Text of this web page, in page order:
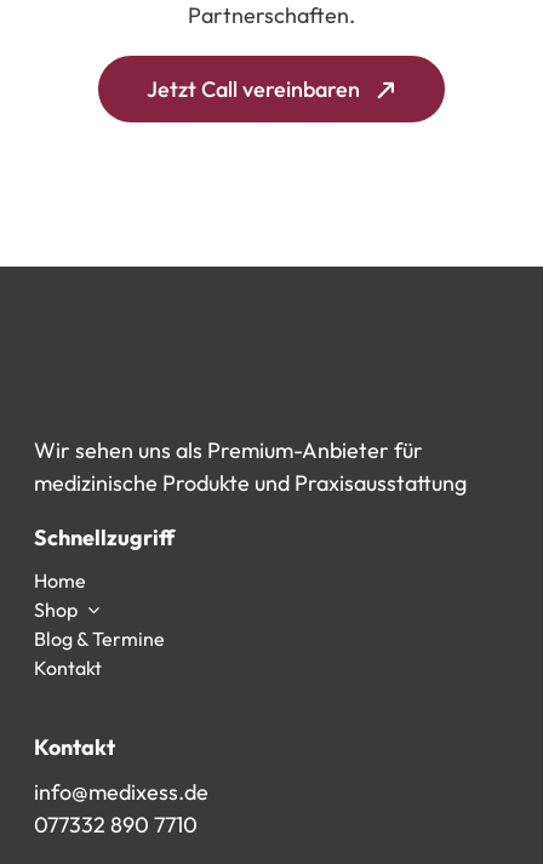
Partnerschaften.
Jetzt Call vereinbaren
Wir sehen uns als Premium-Anbieter für
medizinische Produkte und Praxisausstattung
Schnellzugriff
Home
Shop
Blog & Termine
Kontakt
Kontakt
info@medixess.de
077332 890 7710